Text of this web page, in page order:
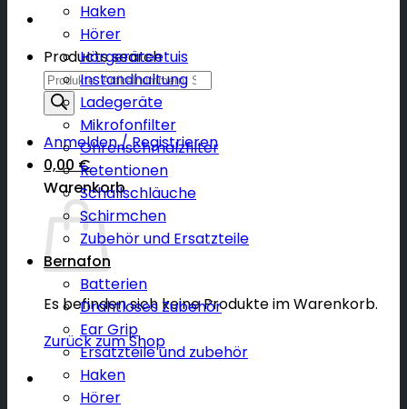
Products search
Anmelden / Registrieren
0,00 €
Warenkorb
Es befinden sich keine Produkte im Warenkorb.
Zurück zum Shop
Haken
Hörer
Hörgeräteetuis
Instandhaltung
Ladegeräte
Mikrofonfilter
Ohrenschmalzfilter
Retentionen
Schallschläuche
Schirmchen
Zubehör und Ersatzteile
Bernafon
Batterien
Drahtloses Zubehör
Ear Grip
Ersatzteile und zubehör
Haken
Hörer